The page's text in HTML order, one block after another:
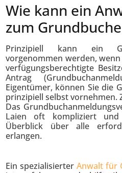
Wie kann ein
zum
Prinzipiell kann ein
vorgenommen werden,
verfügungsberechtigte
Antrag
Eigentümer, können Sie die
prinzipiell selbst vornehmen.
Das
Laien oft kompliziert
Überblick über alle
erlangen.
Ein spezialisierter Anwalt für